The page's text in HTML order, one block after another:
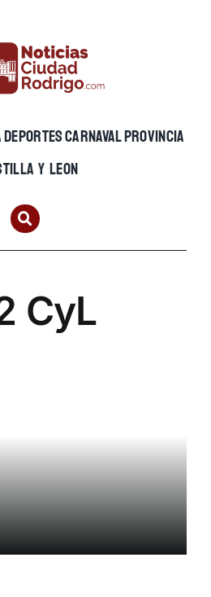
DEPORTESCARNAVALPROVINCIA
Y LEON
CyL